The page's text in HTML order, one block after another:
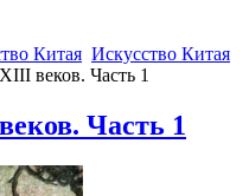
Китая Искусство Китая
веков. Часть 1
Часть 1